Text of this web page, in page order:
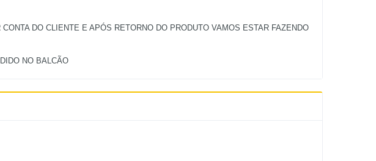
DO CLIENTE E APÓS RETORNO DO PRODUTO VAMOS ESTAR FAZENDO